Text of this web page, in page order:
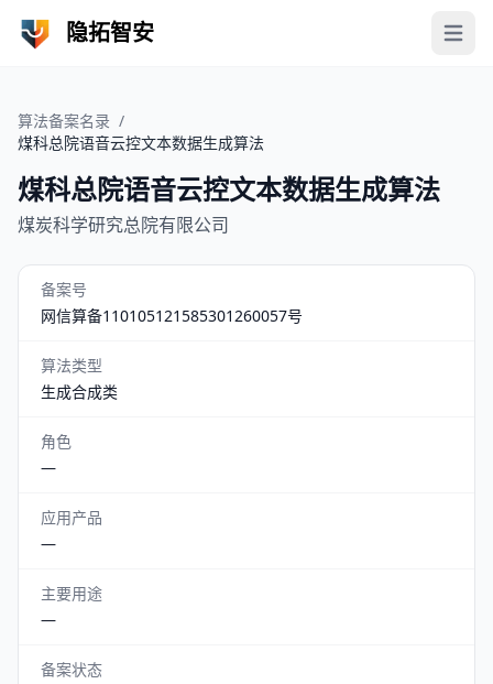
隐拓智安 Open
算法备案名录 /
煤科总院语音云控文本数据生成算法
煤科总院语音云控文本数据生成算法
煤炭科学研究总院有限公司
备案号
网信算备110105121585301260057号
算法类型
生成合成类
角色
—
应用产品
—
主要用途
—
备案状态